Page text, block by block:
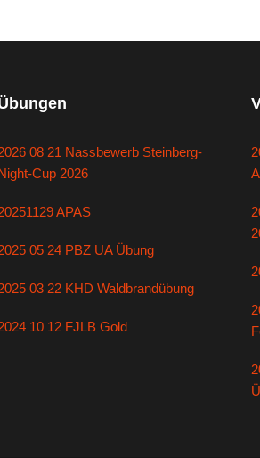
08 21 Nassbewerb Steinberg-
Cup 2026
APAS
05 24 PBZ UA Übung
03 22 KHD Waldbrandübung
10 12 FJLB Gold